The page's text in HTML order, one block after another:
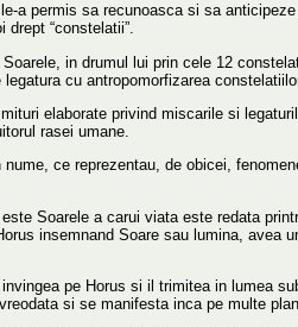
a permis sa recunoasca si sa
“constelatii”.
in drumul lui prin cele 12
cu antropomorfizarea
elaborate privind miscarile si
rasei umane.
ce reprezentau, de obicei,
Soarele a carui viata este redata
insemnand Soare sau lumina, avea
pe Horus si il trimitea in lumea
si se manifesta inca pe multe